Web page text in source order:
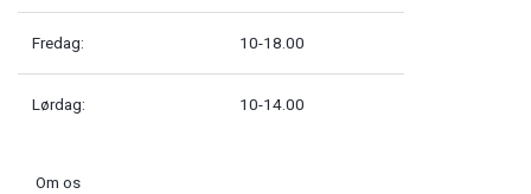
Fredag: 10-18.00
Lørdag: 10-14.00
Om os